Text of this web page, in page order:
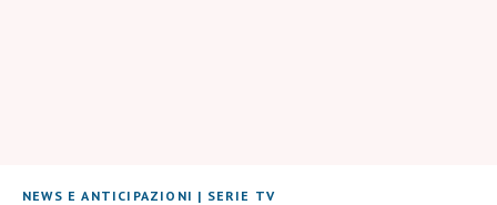
NEWS E ANTICIPAZIONI | SERIE TV